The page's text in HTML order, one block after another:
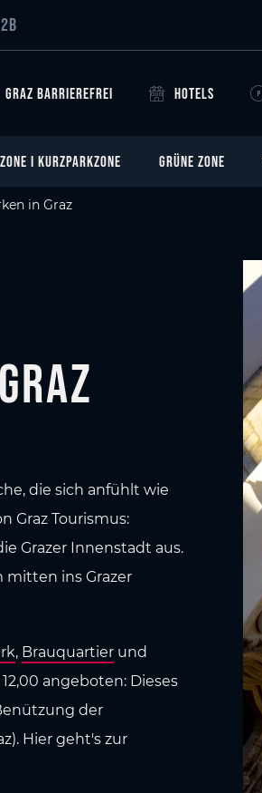
GRAZ BARRIEREFREI HOTELS
I KURZPARKZONE GRÜNE ZONE
in Graz
die sich anfühlt wie
Graz Tourismus:
Grazer Innenstadt aus.
mitten ins Grazer
, Brauquartier und
angeboten: Dieses
der
Hier geht's zur